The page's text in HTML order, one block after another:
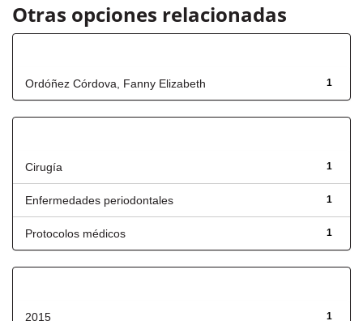
Otras opciones relacionadas
1
Ordóñez Córdova, Fanny Elizabeth
1
Cirugía
1
Enfermedades periodontales
1
Protocolos médicos
1
2015